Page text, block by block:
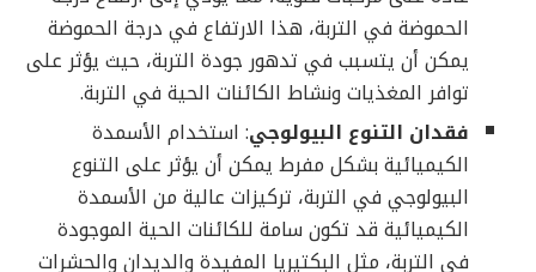
الحموضة في التربة، هذا الارتفاع في درجة الحموضة
يمكن أن يتسبب في تدهور جودة التربة، حيث يؤثر على
توافر المغذيات ونشاط الكائنات الحية في التربة.
فقدان التنوع البيولوجي: استخدام الأسمدة
الكيميائية بشكل مفرط يمكن أن يؤثر على التنوع
البيولوجي في التربة، تركيزات عالية من الأسمدة
الكيميائية قد تكون سامة للكائنات الحية الموجودة
في التربة، مثل البكتيريا المفيدة والديدان والحشرات